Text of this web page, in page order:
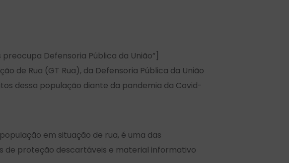
Defensoria Pública da União”]
de Rua (GT Rua), da Defensoria Pública da União
dessa população diante da pandemia da Covid-
em situação de rua, é uma das
de proteção descartáveis e material informativo